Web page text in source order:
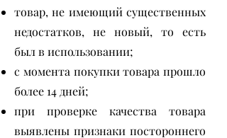
товар, не имеющий существенных
недостатков, не новый, то есть
был в использовании;
с момента покупки товара прошло
более 14 дней;
при проверке качества товара
выявлены признаки постороннего